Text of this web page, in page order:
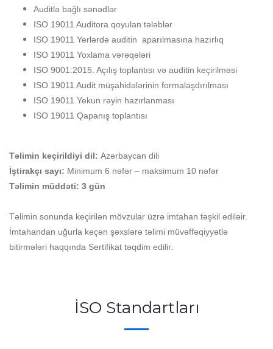
Auditlə bağlı sənədlər
ISO 19011 Auditora qoyulan tələblər
ISO 19011 Yerlərdə auditin aparılmasına hazırlıq
ISO 19011 Yoxlama vərəqələri
ISO 9001:2015. Açılış toplantısı və auditin keçirilməsi
ISO 19011 Audit müşahidələrinin formalaşdırılması
ISO 19011 Yekun rəyin hazırlanması
ISO 19011 Qapanış toplantısı
Təlimin keçirildiyi dil: Azərbaycan dili
İştirakçı sayı: Minimum 6 nəfər – maksimum 10 nəfər
Təlimin müddəti: 3 gün
Təlimin sonunda keçirilən mövzular üzrə imtahan təşkil ediləir.
İmtahandan uğurla keçən şəxslərə təlimi müvəffəqiyyətlə
bitirmələri haqqında Sertifikat təqdim edilir.
İSO Standartları